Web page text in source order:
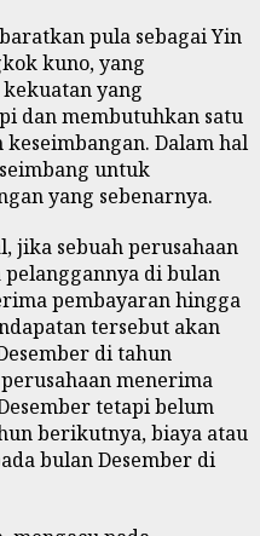
pula sebagai Yin
kuno, yang
yang
dan membutuhkan satu
Dalam hal
untuk
yang sebenarnya.
jika sebuah perusahaan
di bulan
pembayaran hingga
tersebut akan
di tahun
menerima
tetapi belum
berikutnya, biaya atau
bulan Desember di